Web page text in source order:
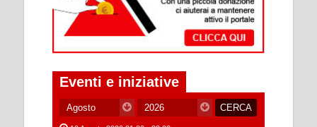
Eventi e iniziative